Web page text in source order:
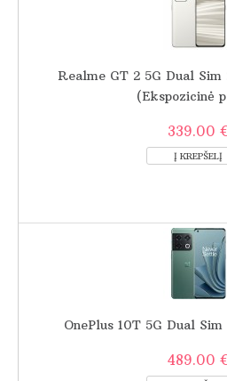
Realme GT 2 5G Dual Sim
(Ekspozicinė
339.00
OnePlus 10T 5G Dual
489.00